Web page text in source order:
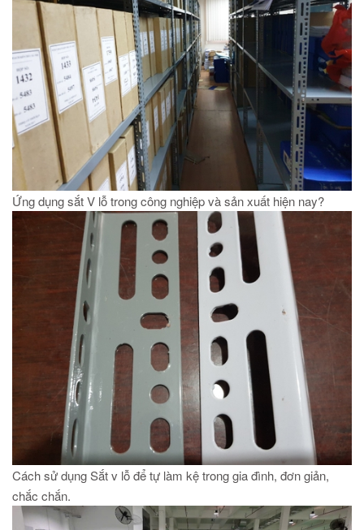
Ứng dụng sắt V lỗ trong công nghiệp và sản xuất hiện nay?
Cách sử dụng Sắt v lỗ để tự làm kệ trong gia đình, đơn giản,
chắc chắn.